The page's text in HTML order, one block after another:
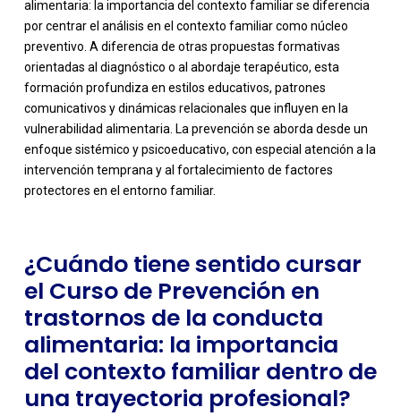
alimentaria: la importancia del contexto familiar se diferencia
por centrar el análisis en el contexto familiar como núcleo
preventivo. A diferencia de otras propuestas formativas
orientadas al diagnóstico o al abordaje terapéutico, esta
formación profundiza en estilos educativos, patrones
comunicativos y dinámicas relacionales que influyen en la
vulnerabilidad alimentaria. La prevención se aborda desde un
enfoque sistémico y psicoeducativo, con especial atención a la
intervención temprana y al fortalecimiento de factores
protectores en el entorno familiar.
-
¿Cuándo tiene sentido cursar
el Curso de Prevención en
trastornos de la conducta
alimentaria: la importancia
del contexto familiar dentro de
una trayectoria profesional?